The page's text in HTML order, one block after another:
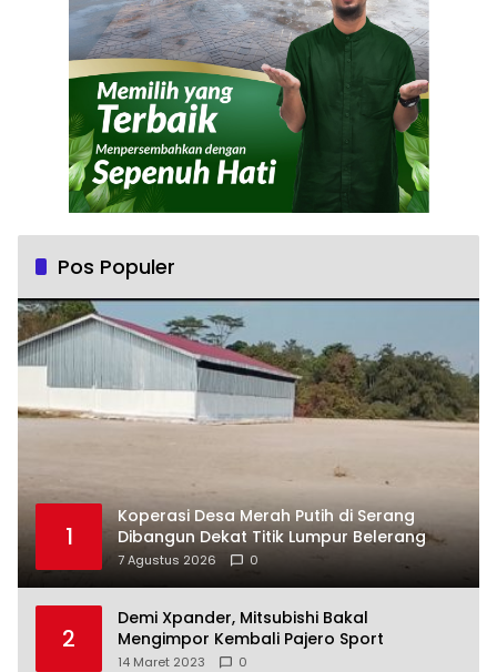
Pos Populer
1
Koperasi Desa Merah Putih di Serang
Dibangun Dekat Titik Lumpur Belerang
7 Agustus 2026 0
2
Demi Xpander, Mitsubishi Bakal
Mengimpor Kembali Pajero Sport
14 Maret 2023 0